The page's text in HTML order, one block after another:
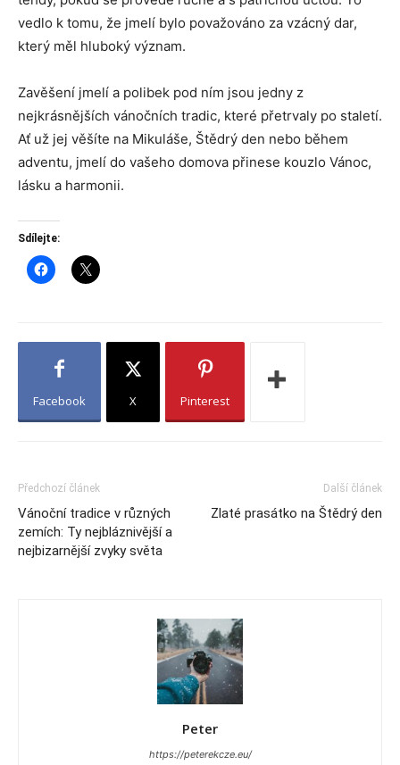
vedlo k tomu, že jmelí bylo považováno za vzácný dar,
který měl hluboký význam.
Zavěšení jmelí a polibek pod ním jsou jedny z
nejkrásnějších vánočních tradic, které přetrvaly po staletí.
Ať už jej věšíte na Mikuláše, Štědrý den nebo během
adventu, jmelí do vašeho domova přinese kouzlo Vánoc,
lásku a harmonii.
Sdílejte:
Facebook X Pinterest
Předchozí článek
Vánoční tradice v různých
zemích: Ty nejbláznivější a
nejbizarnější zvyky světa
Další článek
Zlaté prasátko na Štědrý den
Peter
https://peterekcze.eu/